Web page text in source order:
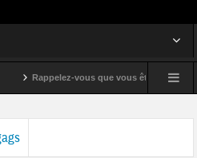
Rappelez-vous que vous êtes super !